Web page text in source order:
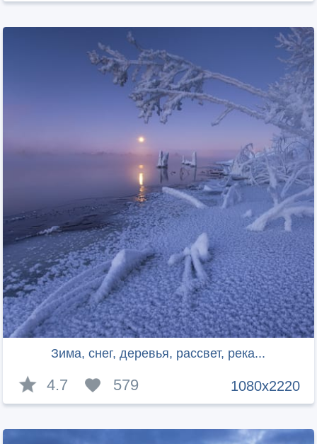
Зима, снег, деревья, рассвет, река...
1080x2220
4.7 579